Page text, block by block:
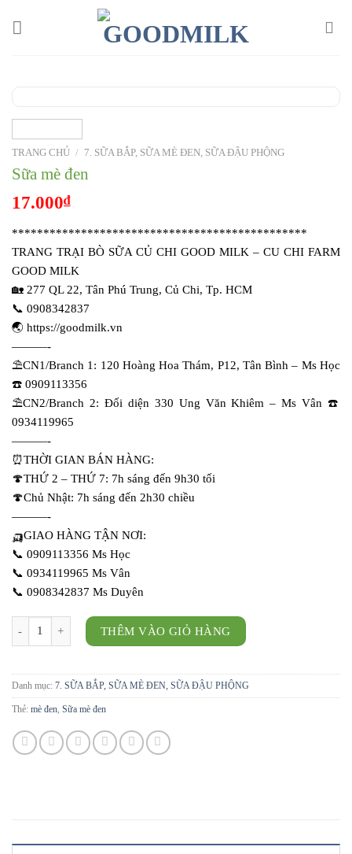
TRANG CHỦ / 7. SỮA BẮP, SỮA MÈ ĐEN, SỮA ĐẬU PHỘNG
Sữa mè đen
17.000₫
***********************************************
TRANG TRẠI BÒ SỮA CỦ CHI GOOD MILK – CU CHI FARM
GOOD MILK
🏡 277 QL 22, Tân Phú Trung, Củ Chi, Tp. HCM
📞 0908342837
🌏 https://goodmilk.vn
———-
⛱️CN1/Branch 1: 120 Hoàng Hoa Thám, P12, Tân Bình – Ms Học
☎️ 0909113356
⛱️CN2/Branch 2: Đối diện 330 Ung Văn Khiêm – Ms Vân ☎️
0934119965
———-
⏰THỜI GIAN BÁN HÀNG:
🍄THỨ 2 – THỨ 7: 7h sáng đến 9h30 tối
🍄Chủ Nhật: 7h sáng đến 2h30 chiều
———-
🛺GIAO HÀNG TẬN NƠI:
📞 0909113356 Ms Học
📞 0934119965 Ms Vân
📞 0908342837 Ms Duyên
Sữa mè đen số lượng
THÊM VÀO GIỎ HÀNG
Danh mục: 7. SỮA BẮP, SỮA MÈ ĐEN, SỮA ĐẬU PHỘNG
Thẻ: mè đen Sữa mè đen